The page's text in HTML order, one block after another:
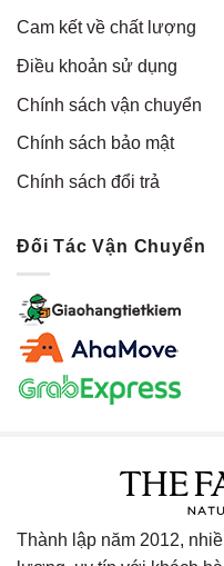
Cam kết về chất lượng
Điều khoản sử dụng
Chính sách vận chuyển
Chính sách bảo mật
Chính sách đổi trả
Đối Tác Vận Chuyển
Thành lập năm 2012,